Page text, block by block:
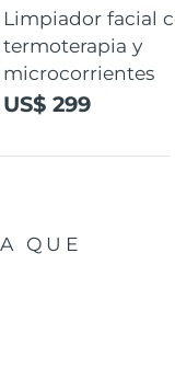
Limpiador facial
termoterapia y
microcorrientes
US$ 299
QUE